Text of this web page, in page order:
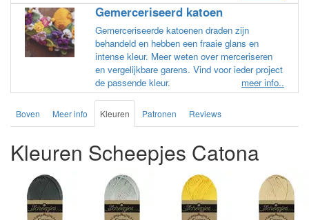
Gemerceriseerd katoen
Gemerceriseerde katoenen draden zijn
behandeld en hebben een fraaie glans en
intense kleur. Meer weten over merceriseren
en vergelijkbare garens. Vind voor ieder project
de passende kleur.
meer info..
Boven Meer info Kleuren Patronen Reviews
Kleuren Scheepjes Catona